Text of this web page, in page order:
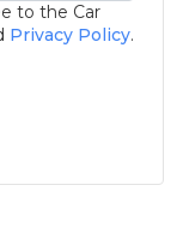
to the Car
Privacy Policy.